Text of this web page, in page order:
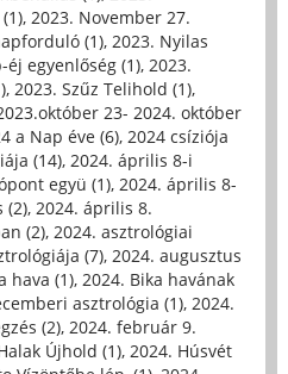
, 2023. November 27.
(1), 2023. Nyilas
éj egyenlőség (1), 2023.
, 2023. Szűz Telihold (1),
23- 2024. október
a Nap éve (6), 2024 csíziója
(14), 2024. április 8-i
együ (1), 2024. április 8-
(2), 2024. április 8.
(2), 2024. asztrológiai
(7), 2024. augusztus
hava (1), 2024. Bika havának
asztrológia (1), 2024.
(2), 2024. február 9.
Újhold (1), 2024. Húsvét